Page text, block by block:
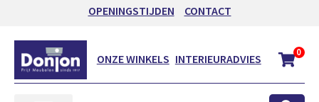
OPENINGSTIJDEN CONTACT
ONZE WINKELS INTERIEURADVIES 0